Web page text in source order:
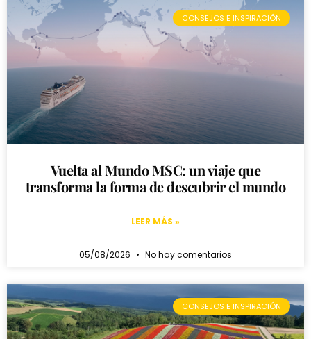
CONSEJOS E INSPIRACIÓN
Vuelta al Mundo MSC: un viaje que
transforma la forma de descubrir el mundo
LEER MÁS »
05/08/2026 No hay comentarios
CONSEJOS E INSPIRACIÓN